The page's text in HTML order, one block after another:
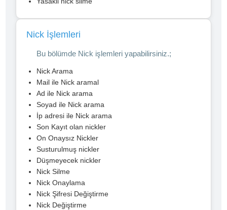
Nick İşlemleri
Bu bölümde Nick işlemleri yapabilirsiniz.;
Nick Arama
Mail ile Nick aramal
Ad ile Nick arama
Soyad ile Nick arama
İp adresi ile Nick arama
Son Kayıt olan nickler
On Onaysız Nickler
Susturulmuş nickler
Düşmeyecek nickler
Nick Silme
Nick Onaylama
Nick Şifresi Değiştirme
Nick Değiştirme